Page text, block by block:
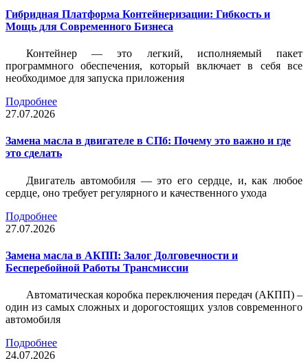
Гибридная Платформа Контейнеризации: Гибкость и
Мощь для Современного Бизнеса
Контейнер — это легкий, исполняемый пакет
программного обеспечения, который включает в себя все
необходимое для запуска приложения
Подробнее
27.07.2026
Замена масла в двигателе в СПб: Почему это важно и где
это сделать
Двигатель автомобиля — это его сердце, и, как любое
сердце, оно требует регулярного и качественного ухода
Подробнее
27.07.2026
Замена масла в АКПП: Залог Долговечности и
Бесперебойной Работы Трансмиссии
Автоматическая коробка переключения передач (АКПП) –
один из самых сложных и дорогостоящих узлов современного
автомобиля
Подробнее
24.07.2026